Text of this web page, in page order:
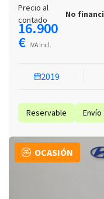
2019
Reservable
Precio al
contado
16.900
€ IVA incl.
No
OCASIÓN